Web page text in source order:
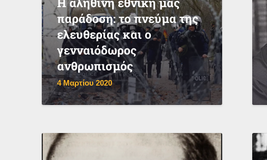
παράδοση: το πνεύμα της
ελευθερίας και ο
γενναιόδωρος
ανθρωπισμός
4 Μαρτίου 2020